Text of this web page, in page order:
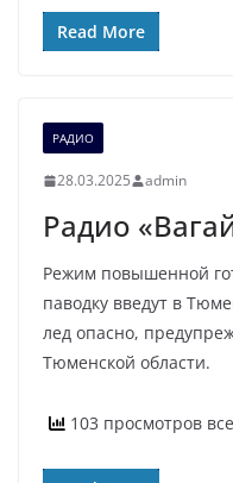
Read More
РАДИО
28.03.2025 admin
Радио
Режим повышенной
паводку введут в
лед опасно,
Тюменской области.
103 просмотров